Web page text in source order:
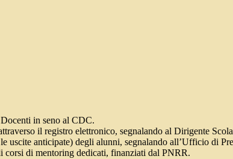
in seno al CDC.
il registro elettronico, segnalando al Dirigente
uscite anticipate) degli alunni, segnalando all’Ufficio di
corsi di mentoring dedicati, finanziati dal PNRR.